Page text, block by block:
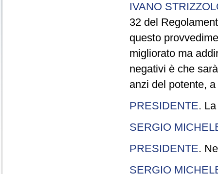
IVANO
32 del
questo
migliorato ma
negativi è che
anzi del potente,
PRESIDENTE.
SERGIO
PRESIDENTE.
SERGIO